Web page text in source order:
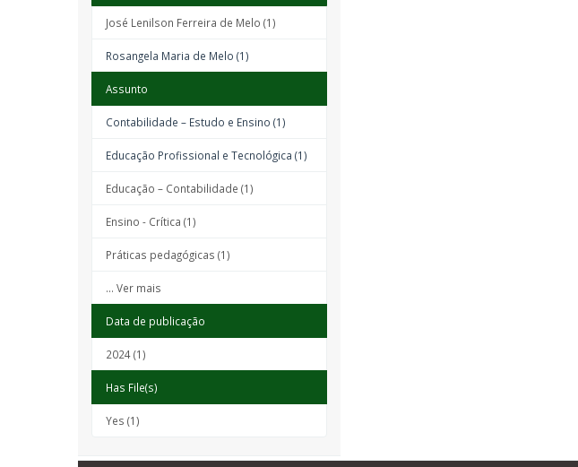
José Lenilson Ferreira de Melo (1)
Rosangela Maria de Melo (1)
Assunto
Contabilidade – Estudo e Ensino (1)
Educação Profissional e Tecnológica (1)
Educação – Contabilidade (1)
Ensino - Crítica (1)
Práticas pedagógicas (1)
... Ver mais
Data de publicação
2024 (1)
Has File(s)
Yes (1)